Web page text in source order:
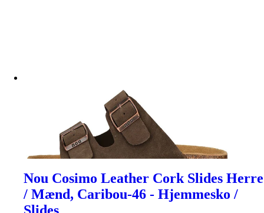
Nou Cosimo Leather Cork Slides Herre
/ Mænd, Caribou-46 - Hjemmesko /